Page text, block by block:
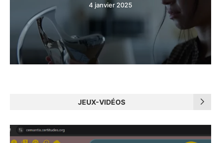
4 janvier 2025
JEUX-VIDÉOS